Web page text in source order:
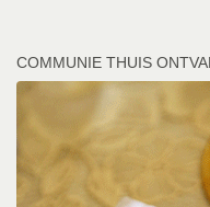
COMMUNIE THUIS